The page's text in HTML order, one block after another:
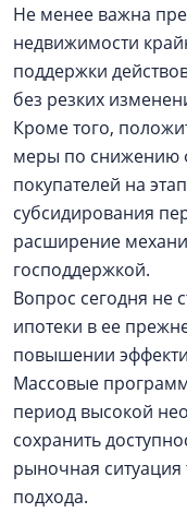
Не менее важна
недвижимости
поддержки
без резких
Кроме того,
меры по снижению
покупателей на
субсидирования
расширение
господдержкой.
Вопрос сегодня не
ипотеки в ее
повышении
Массовые
период высокой
сохранить
рыночная ситуация
подхода.